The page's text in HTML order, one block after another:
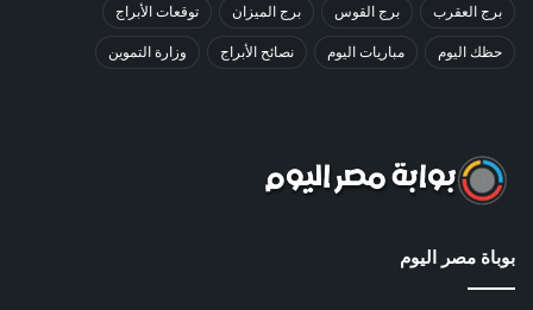
برج العقرب برج القوس برج الميزان توقعات الأبراج
حظك اليوم مباريات اليوم نصائح الأبراج وزارة التموين
بوباة مصر اليوم